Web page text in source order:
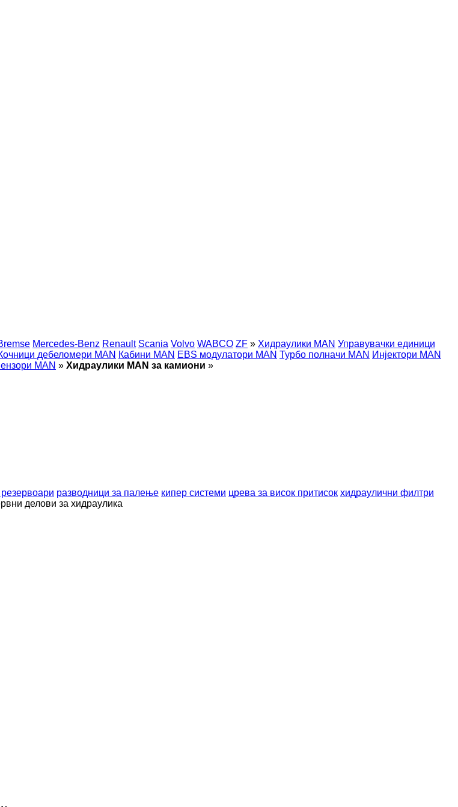
Mercedes-Benz Renault Scania Volvo WABCO ZF » Хидраулики MAN Управувачки единици
дебеломери MAN Кабини MAN EBS модулатори MAN Турбо полначи MAN Инјектори MAN
MAN » Хидраулики MAN за камиони »
разводници за палење кипер системи црева за висок притисок хидраулични филтри
делови за хидраулика